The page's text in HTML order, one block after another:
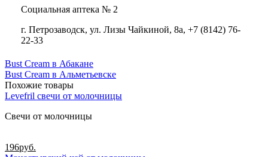
Социальная аптека № 2
г. Петрозаводск, ул. Лизы Чайкиной, 8а, +7 (8142) 76-
22-33
Bust Cream в Абакане
Bust Cream в Альметьевске
Похожие товары
Levefril свечи от молочницы
Свечи от молочницы
196руб.